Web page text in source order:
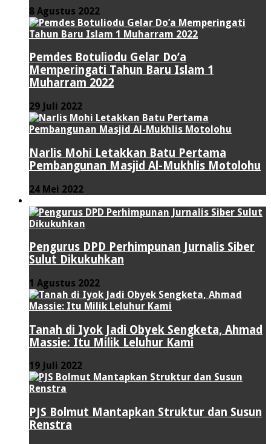
8 Agustus 2022
Pemdes Botuliodu Gelar Do’a
Memperingati Tahun Baru Islam 1
Muharram 2022
29 Juli 2022
Narlis Mohi Letakkan Batu Pertama
Pembangunan Masjid Al-Mukhlis Motolohu
24 Mei 2022
Pengurus DPD Perhimpunan Jurnalis Siber
Sulut Dikukuhkan
1 Agustus 2022
Tanah di Iyok Jadi Obyek Sengketa, Ahmad
Massie: Itu Milik Leluhur Kami
19 Juli 2022
PJS Bolmut Mantapkan Struktur dan Susun
Renstra